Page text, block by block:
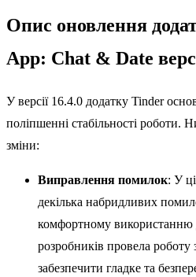
Опис оновлення
App: Chat & Date
У версії 16.4.0 додатку Tinder
поліпшенні стабільності роботи.
зміни:
Виправлення помилок: У
декілька набридливих
комфортному використанню
розробників провела роботу
забезпечити гладке та